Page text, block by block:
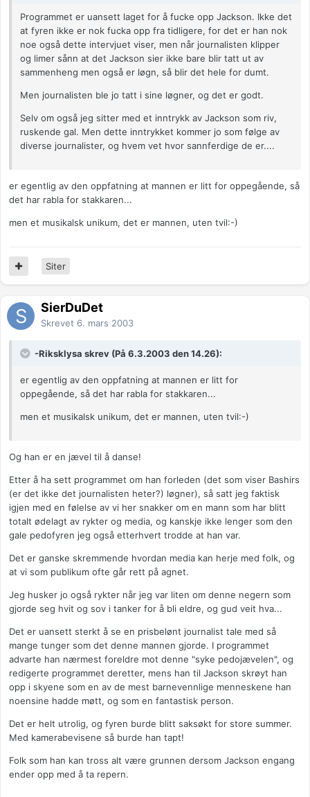
Programmet er uansett laget for å fucke opp Jackson. Ikke det
at fyren ikke er nok fucka opp fra tidligere, for det er han nok
noe også dette intervjuet viser, men når journalisten klipper
og limer sånn at det Jackson sier ikke bare blir tatt ut av
sammenheng men også er løgn, så blir det hele for dumt.
Men journalisten ble jo tatt i sine løgner, og det er godt.
Selv om også jeg sitter med et inntrykk av Jackson som riv,
ruskende gal. Men dette inntrykket kommer jo som følge av
diverse journalister, og hvem vet hvor sannferdige de er....
er egentlig av den oppfatning at mannen er litt for oppegående, så
det har rabla for stakkaren...
men et musikalsk unikum, det er mannen, uten tvil:-)
Siter
SierDuDet
Skrevet 6. mars 2003
-Riksklysa skrev (På 6.3.2003 den 14.26):
er egentlig av den oppfatning at mannen er litt for
oppegående, så det har rabla for stakkaren...
men et musikalsk unikum, det er mannen, uten tvil:-)
Og han er en jævel til å danse!
Etter å ha sett programmet om han forleden (det som viser Bashirs
(er det ikke det journalisten heter?) løgner), så satt jeg faktisk
igjen med en følelse av vi her snakker om en mann som har blitt
totalt ødelagt av rykter og media, og kanskje ikke lenger som den
gale pedofyren jeg også etterhvert trodde at han var.
Det er ganske skremmende hvordan media kan herje med folk, og
at vi som publikum ofte går rett på agnet.
Jeg husker jo også rykter når jeg var liten om denne negern som
gjorde seg hvit og sov i tanker for å bli eldre, og gud veit hva...
Det er uansett sterkt å se en prisbelønt journalist tale med så
mange tunger som det denne mannen gjorde. I programmet
advarte han nærmest foreldre mot denne "syke pedojævelen", og
redigerte programmet deretter, mens han til Jackson skrøyt han
opp i skyene som en av de mest barnevennlige menneskene han
noensine hadde møtt, og som en fantastisk person.
Det er helt utrolig, og fyren burde blitt saksøkt for store summer.
Med kamerabevisene så burde han tapt!
Folk som han kan tross alt være grunnen dersom Jackson engang
ender opp med å ta repern.